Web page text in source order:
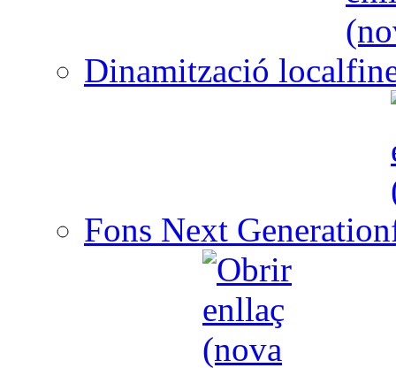
Dinamització local
Fons Next Generation